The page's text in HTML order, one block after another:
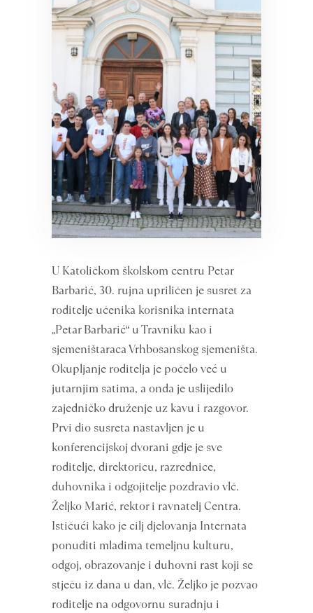
U Katoličkom školskom centru Petar
Barbarić, 30. rujna upriličen je susret za
roditelje učenika korisnika internata
„Petar Barbarić“ u Travniku kao i
sjemeništaraca Vrhbosanskog sjemeništa.
Okupljanje roditelja je počelo već u
jutarnjim satima, a onda je uslijedilo
zajedničko druženje uz kavu i razgovor.
Prvi dio susreta nastavljen je u
konferencijskoj dvorani gdje je sve
roditelje, direktoricu, razrednice,
duhovnika i odgojitelje pozdravio vlč.
Željko Marić, rektor i ravnatelj Centra.
Ističući kako je cilj djelovanja Internata
ponuditi mladima temeljnu kulturu,
odgoj, obrazovanje i duhovni rast koji se
stječu iz dana u dan, vlč. Željko je pozvao
roditelje na odgovornu suradnju i